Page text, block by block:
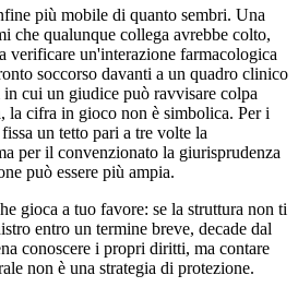
più mobile di quanto sembri. Una
che qualunque collega avrebbe colto,
verificare un'interazione farmacologica
soccorso davanti a un quadro clinico
cui un giudice può ravvisare colpa
la cifra in gioco non è simbolica. Per i
un tetto pari a tre volte la
per il convenzionato la giurisprudenza
può essere più ampia.
gioca a tuo favore: se la struttura non ti
entro un termine breve, decade dal
conoscere i propri diritti, ma contare
non è una strategia di protezione.